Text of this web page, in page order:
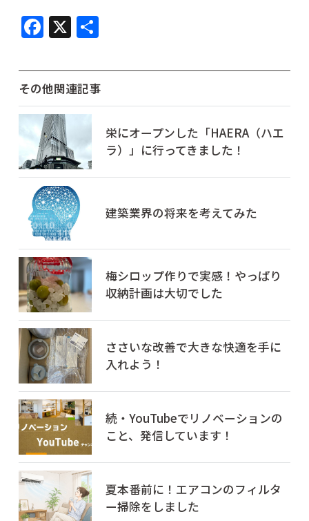
F
c
e
b
o
o
k
X 共
その他関連記事
栄にオープンした「HAERA（ハエ
ラ）」に行ってきました！
建築業界の将来を考えてみた
梅シロップ作りで実感！やっぱり
収納計画は大切でした
ささいな改善で大きな快適を手に
入れよう！
続・YouTubeでリノベーションの
こと、発信しています！
夏本番前に！エアコンのフィルタ
ー掃除をしました